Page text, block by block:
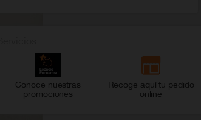
Conoce nuestras
promociones
Recoge aquí tu pedido
online